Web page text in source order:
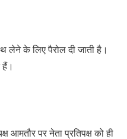
लेने के लिए पैरोल दी जाती है।
आमतौर पर नेता प्रतिपक्ष को ही